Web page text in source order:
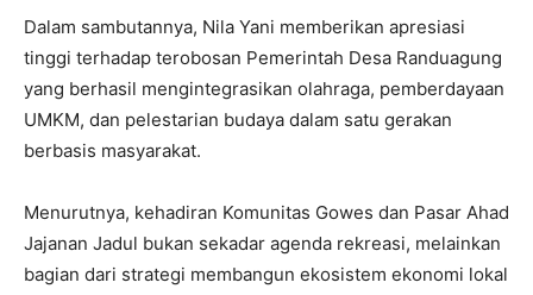
Dalam sambutannya, Nila Yani memberikan apresiasi
tinggi terhadap terobosan Pemerintah Desa Randuagung
yang berhasil mengintegrasikan olahraga, pemberdayaan
UMKM, dan pelestarian budaya dalam satu gerakan
berbasis masyarakat.
Menurutnya, kehadiran Komunitas Gowes dan Pasar Ahad
Jajanan Jadul bukan sekadar agenda rekreasi, melainkan
bagian dari strategi membangun ekosistem ekonomi lokal